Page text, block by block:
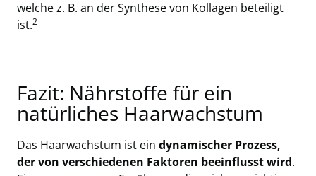
welche z. B. an der Synthese von Kollagen beteiligt
ist.2
Fazit: Nährstoffe für ein
natürliches Haarwachstum
Das Haarwachstum ist ein dynamischer Prozess,
der von verschiedenen Faktoren beeinflusst wird.